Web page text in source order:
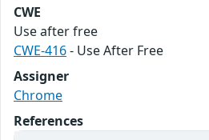
CWE
Use after free
CWE-416- Use After Free
Assigner
Chrome
References